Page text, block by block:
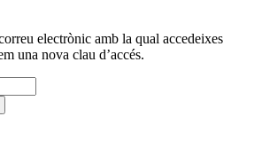
electrònic amb la qual accedeixes
una nova clau d’accés.